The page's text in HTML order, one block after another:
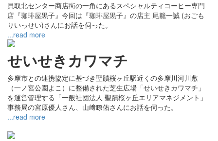
貝取北センター商店街の一角にあるスペシャルティコーヒー専門
店『珈琲屋黒子』今回は『珈琲屋黒子』の店主 尾籠一誠 (おごも
りいっせい)さんにお話を伺った。
...read more
せいせきカワマチ
多摩市との連携協定に基づき聖蹟桜ヶ丘駅近くの多摩川河川敷
（一ノ宮公園よこ）に整備された芝生広場「せいせきカワマチ」
を運営管理する「一般社団法人 聖蹟桜ヶ丘エリアマネジメント」
事務局の宮原優人さん、山﨑瞭佑さんにお話を伺った。
...read more